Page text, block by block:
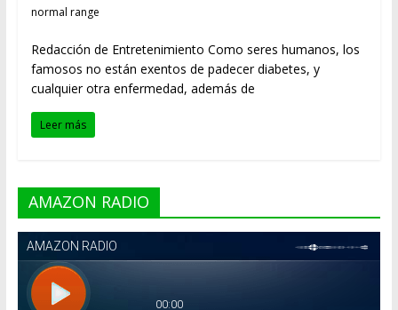
normal range
Redacción de Entretenimiento Como seres humanos, los
famosos no están exentos de padecer diabetes, y
cualquier otra enfermedad, además de
Leer más
AMAZON RADIO